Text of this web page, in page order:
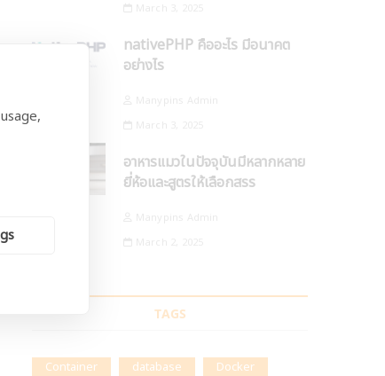
nativePHP คืออะไร มีอนาคต
อย่างไร
อาหารแมวในปัจจุบันมีหลากหลาย
ยี่ห้อและสูตรให้เลือกสรร
TAGS
Container database
Docker